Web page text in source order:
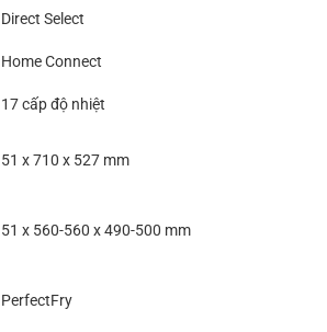
Direct Select
Home Connect
17 cấp độ nhiệt
51 x 710 x 527 mm
51 x 560-560 x 490-500 mm
PerfectFry